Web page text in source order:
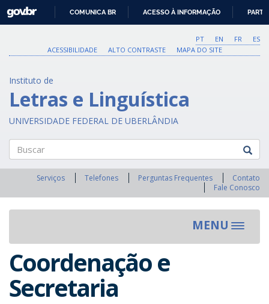
O
CONTEÚDO
GOVBR
COMUNICA BR ACESSO À INFORMAÇÃO
PT EN FR
ES
ACESSIBILIDADE
ALTO CONTRASTE MAPA DO SITE
Instituto de
Letras e Linguística
UNIVERSIDADE FEDERAL DE UBERLÂNDIA
Buscar
Serviços Telefones Perguntas Frequentes
Contato
Fale Conosco
MENU
Toggle
Coordenação e
Secretaria